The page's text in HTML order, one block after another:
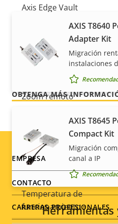
Axis Edge Vault
General
Descripción
propiedad
Valor
la
Zoom remoto
Infrarrojos integrados
Almacenamiento local
(ranura para tarjeta de
memoria)
Temperatura de
funcionamiento
AXIS T8640
Adapter Kit
Migración
instalaciones
AXIS T8645
Compact Kit
Migración
canal a IP
Herramientas
Para mayor
Nuestra garantía de 3 años
clientes un uso sin
los costes.
Footer
menu
EMPRESA
CONTACTO
CARRERAS PROFESIONALES